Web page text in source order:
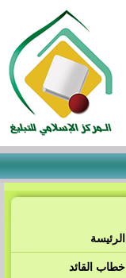
الرئيسة
خطاب القائد